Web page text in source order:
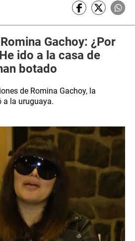
Gachoy: ¿Por
ido a la casa de
botado
de Romina Gachoy, la
a la uruguaya.